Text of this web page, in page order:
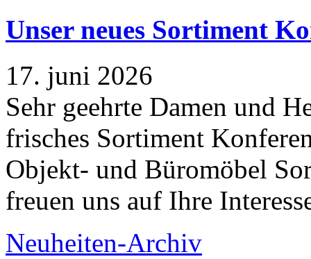
Unser neues Sortiment
17. juni 2026
Sehr geehrte Damen und
frisches Sortiment
Objekt- und Büromöbel
freuen uns auf Ihre
Neuheiten-Archiv